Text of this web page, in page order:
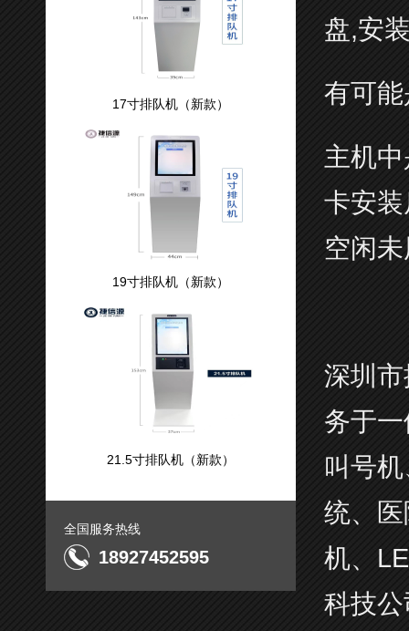
17寸排队机（新款）
19寸排队机（新款）
21.5寸排队机（新款）
全国服务热线
18927452595
盘,安
有可
主机
卡安
空闲
深圳
务于
叫号
统、
机、
科技